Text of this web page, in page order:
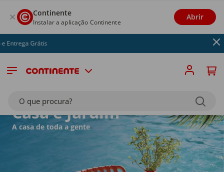
Continente
Instalar a aplicação Continente
Abrir
Livros
O que procura?
Casa e Jardim
A casa de toda a gente